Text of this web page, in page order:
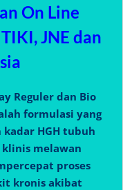
On Line
JNE dan
Reguler dan Bio
formulasi yang
HGH tubuh
melawan
proses
kronis akibat